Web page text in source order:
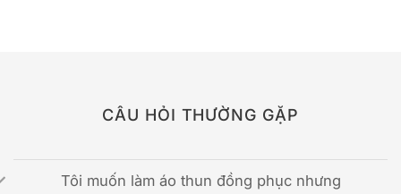
CÂU HỎI THƯỜNG GẶP
Tôi muốn làm áo thun đồng phục nhưng